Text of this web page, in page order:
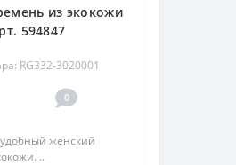
из экокожи
594847
RG332-3020001
0
женский
..